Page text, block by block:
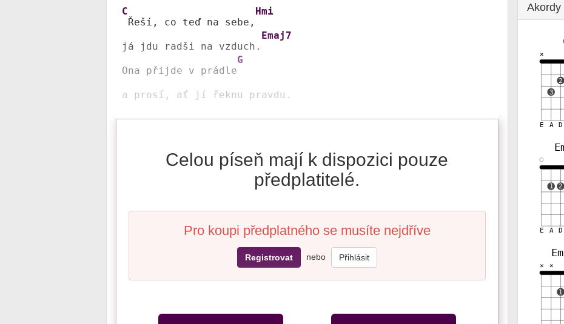
C
Řeší, co teď na sebe,
Hmi
já jdu radši na vzduch.
Emaj7
Ona přijde v prádle
G
Celou píseň mají k dispozici pouze
předplatitelé.
Pro koupi předplatného se musíte nejdříve
Registrovat nebo Přihlásit
Akordy
E A D
✕
3
2
E A D
1
2
✕ ✕
1